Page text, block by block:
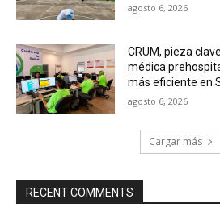
agosto 6, 2026
CRUM, pieza
médica
más eficiente en
agosto 6, 2026
Cargar más
RECENT COMMENTS